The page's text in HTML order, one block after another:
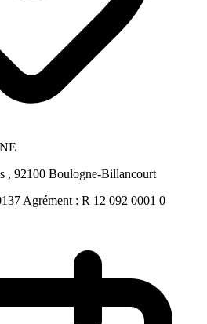
, 92100 Boulogne-Billancourt
Agrément : R 12 092 0001 0